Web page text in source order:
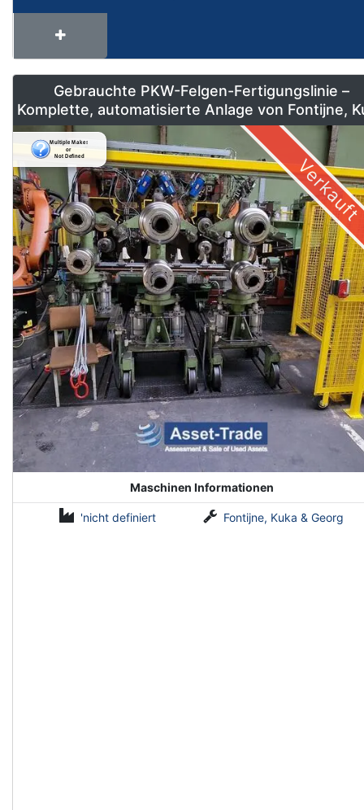
Gebrauchte PKW-Felgen-Fertigungslinie –
Komplette, automatisierte Anlage von Fontijne,
& Georg
Verkauft
Maschinen Informationen
'nicht definiert Fontijne, Kuka & Georg